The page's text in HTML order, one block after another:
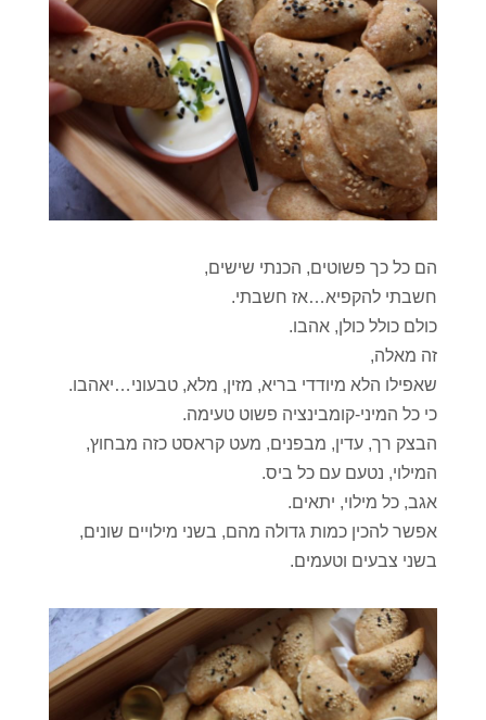
הם כל כך פשוטים, הכנתי שישים,
חשבתי להקפיא…אז חשבתי.
כולם כולל כולן, אהבו.
זה מאלה,
שאפילו הלא מיודדי בריא, מזין, מלא, טבעוני…יאהבו.
כי כל המיני-קומבינציה פשוט טעימה.
הבצק רך, עדין, מבפנים, מעט קראסט כזה מבחוץ,
המילוי, נטעם עם כל ביס.
אגב, כל מילוי, יתאים.
אפשר להכין כמות גדולה מהם, בשני מילויים שונים,
בשני צבעים וטעמים.